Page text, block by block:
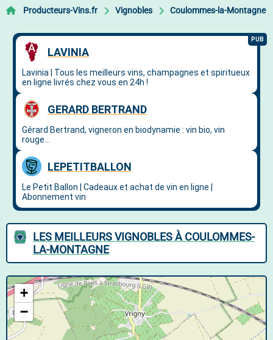
Producteurs-Vins.fr Vignobles Coulommes-la-Montagne
LES MEILLEURS VIGNOBLES À COULOMMES-
LA-MONTAGNE
+
−